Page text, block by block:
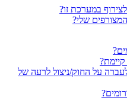
במערכת זו?
שלי?
על החוק/ניצול לרעה של